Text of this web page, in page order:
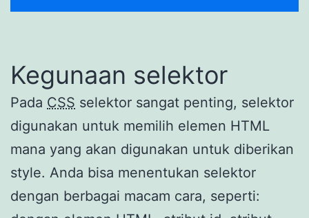
Kegunaan selektor
Pada CSS selektor sangat penting, selektor
digunakan untuk memilih elemen HTML
mana yang akan digunakan untuk diberikan
style. Anda bisa menentukan selektor
dengan berbagai macam cara, seperti: